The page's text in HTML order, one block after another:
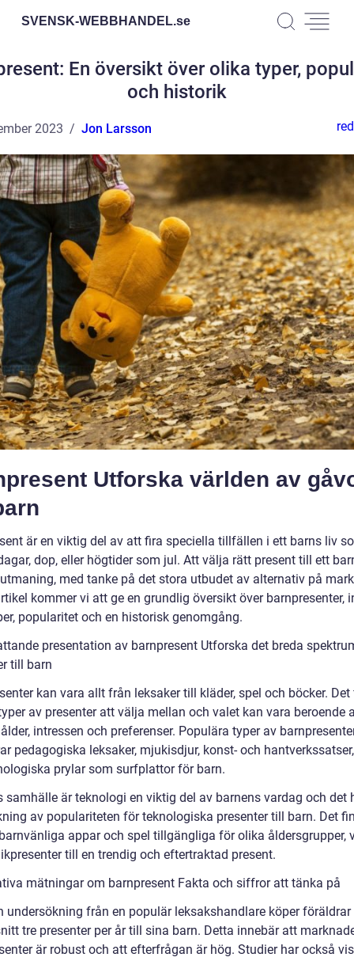
SVENSK-WEBBHANDEL.se
En översikt över olika typer,
och historik
2023 Jon Larsson
Utforska världen av
är en viktig del av att fira speciella tillfällen i ett barns liv
dop, eller högtider som jul. Att välja rätt present till ett
med tanke på det stora utbudet av alternativ på
kommer vi att ge en grundlig översikt över barnpresenter,
popularitet och en historisk genomgång.
presentation av barnpresent Utforska det breda
till barn
kan vara allt från leksaker till kläder, spel och böcker.
av presenter att välja mellan och valet kan vara beroende
intressen och preferenser. Populära typer av
pedagogiska leksaker, mjukisdjur, konst- och
prylar som surfplattor för barn.
samhälle är teknologi en viktig del av barnens vardag och det
av populariteten för teknologiska presenter till barn. Det
appar och spel tillgängliga för olika åldersgrupper,
till en trendig och eftertraktad present.
mätningar om barnpresent Fakta och siffror att tänka på
undersökning från en populär leksakshandlare köper föräldrar
tre presenter per år till sina barn. Detta innebär att
är robust och att efterfrågan är hög. Studier har också